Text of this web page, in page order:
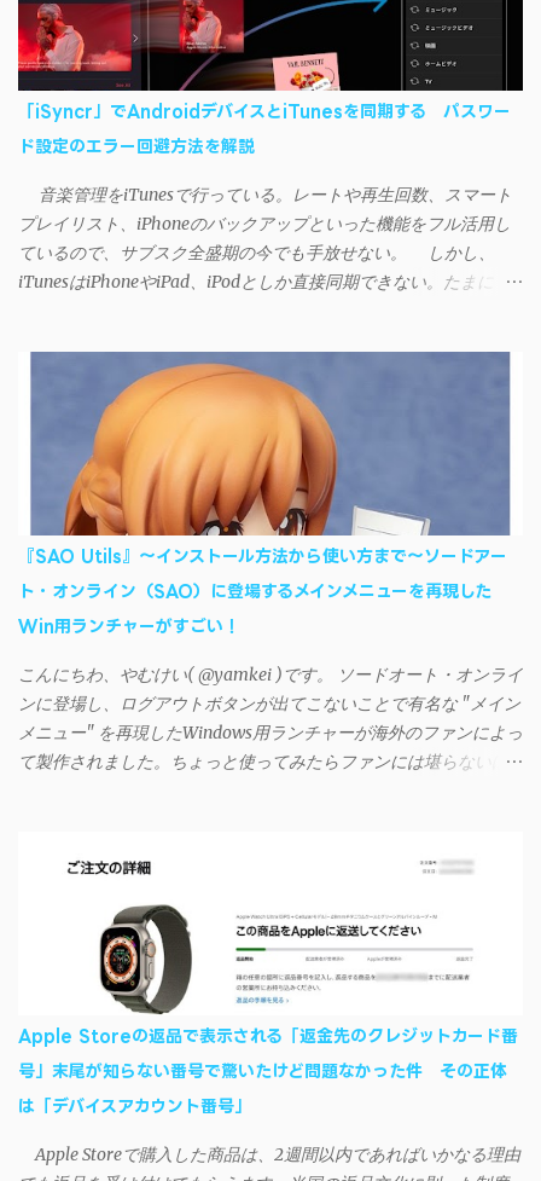
「iSyncr」でAndroidデバイスとiTunesを同期する パスワー
ド設定のエラー回避方法を解説
音楽管理をiTunesで行っている。レートや再生回数、スマート
プレイリスト、iPhoneのバックアップといった機能をフル活用し
ているので、サブスク全盛期の今でも手放せない。 しかし、
iTunesはiPhoneやiPad、iPodとしか直接同期できない。たまに
ドパーティー製のアプリを PC と Androidデバイス それぞれにイン
ストールすれば、Wi-Fiや USB接続 を通じて同期できるようにな
る。私も 2012年頃にAndroidウォークマン を使い始めた頃から便
利に活用させてもらっていたのだが、2023年現在はiSyncrを使っ
て同期ができないという声を多数見かけるようになった。 具体
的には、PC側のiSyncrアプリで設定したパスワードをAndroidアプ
リに入力しようとすると、入力したパスワードが保存されず、い
つまでたっても再度入力を促されるというもの。 この不具合を
回避するには、次の手順が有効だ。 Androidデバイスの言語を英語
に設定する （念のため）再起動する iSyncrでパスワードを入力す
すれば完了 一度この手順を施せば、言語設定は日本語に戻して
もOKだ。これでWi-Fiを使った同期機能が使えるようになる。USB
接続による同期については、アプリに根本的な不具合が発生して
おり、現時点で使えないようだ。諦めよう。 今回の不具合につ
iSyncrを活用することで、Androidデバイスでもレート機能や再生
ートフォンに移行したい場合に役立つはずだ。
『SAO Utils』～インストール方法から使い方まで～ソードアー
ト・オンライン（SAO）に登場するメインメニューを再現した
Win用ランチャーがすごい！
こんにちわ、やむけい( @yamkei )です。 ソードオート・オンライ
ンに登場し、ログアウトボタンが出てこないことで有名な "メイン
メニュー" を再現したWindows用ランチャーが海外のファンによっ
て製作されました。ちょっと使ってみたらファンには堪らないほ
す・・・。カッコイイ！！ 開発ページ（英語） gpbeta.com - The
SAO Utilities Project – development log インストール（導入）手順
1. 開発ページ のDownloadsの項目から自分のOSにあったファイル
をダウンロードする。 Windows（Windows2000, XP, Vista, Win7,
Win8）に対応です。 （ ◆自分のパソコンが 32 ビット版か 64 ビッ
ト版かを確認したい ） 2.ダウンロードしたファイルを解凍後、
（自分はProgram Filesの中に移動させちゃいました）フォルダの
中にある SAO Utils.exe を実行。 3.アップデートがある場合は起動
時に知らせてくれるので、パッチをダウンロードしましょう。 ダ
て切り取り、先ほどダウンロードした SAO Utilsフォルダ へ貼り付
Apple Storeの返品で表示される「返金先のクレジットカード番
号」末尾が知らない番号で驚いたけど問題なかった件 その正体
は「デバイスアカウント番号」
Apple Storeで購入した商品は、2週間以内であればいかなる理由